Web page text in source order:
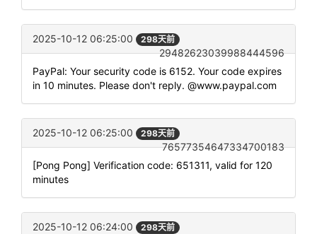
2025-10-12 06:25:00 298天前
29482623039988444596
PayPal: Your security code is 6152. Your code expires
in 10 minutes. Please don't reply. @www.paypal.com
2025-10-12 06:25:00 298天前
76577354647334700183
[Pong Pong] Verification code: 651311, valid for 120
minutes
2025-10-12 06:24:00 298天前